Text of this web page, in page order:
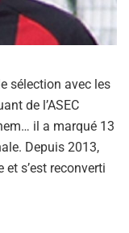
sélection avec les
de l’ASEC
il a marqué 13
Depuis 2013,
s’est reconverti